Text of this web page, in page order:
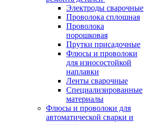
Электроды сварочные
Проволока сплошная
Проволока
порошковая
Прутки присадочные
Флюсы и проволоки
для износостойкой
наплавки
Ленты сварочные
Специализированные
материалы
Флюсы и проволоки для
автоматической сварки и